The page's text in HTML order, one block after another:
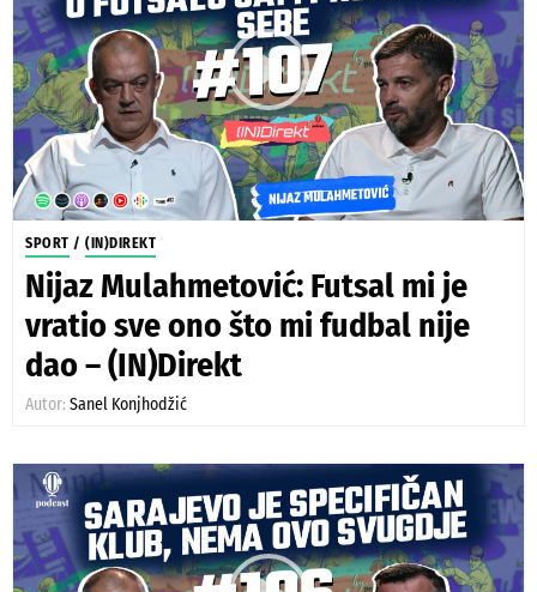
SPORT / (IN)DIREKT
Nijaz Mulahmetović: Futsal mi je
vratio sve ono što mi fudbal nije
dao – (IN)Direkt
Autor: Sanel Konjhodžić